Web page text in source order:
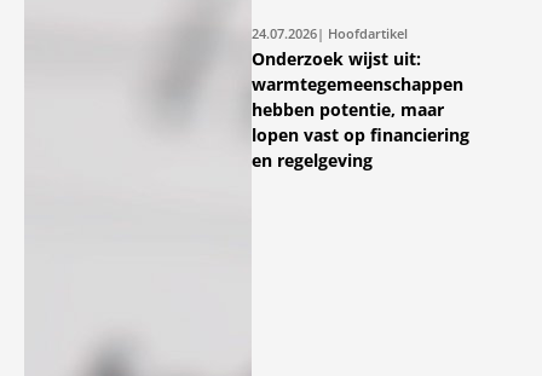
24.07.2026| Hoofdartikel
Onderzoek wijst uit:
warmtegemeenschappen
hebben potentie, maar
lopen vast op financiering
en regelgeving